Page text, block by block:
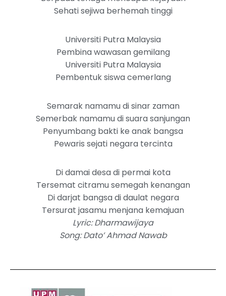
Sehati sejiwa berhemah tinggi
Universiti Putra Malaysia
Pembina wawasan gemilang
Universiti Putra Malaysia
Pembentuk siswa cemerlang
Semarak namamu di sinar zaman
Semerbak namamu di suara sanjungan
Penyumbang bakti ke anak bangsa
Pewaris sejati negara tercinta
Di damai desa di permai kota
Tersemat citramu semegah kenangan
Di darjat bangsa di daulat negara
Tersurat jasamu menjana kemajuan
Lyric: Dharmawijaya
Song: Dato’ Ahmad Nawab